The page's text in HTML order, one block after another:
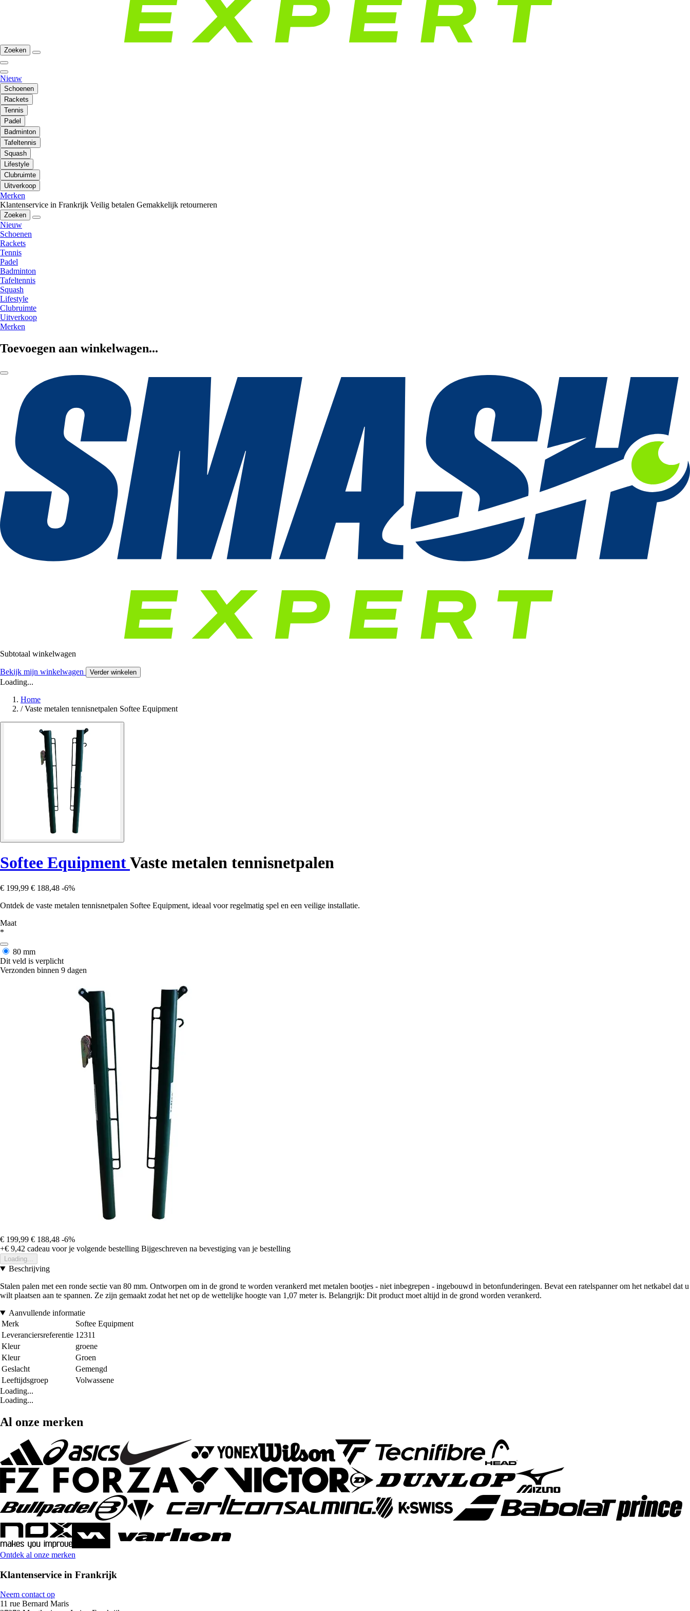
Zoeken
Nieuw
Schoenen
Rackets
Tennis
Padel
Badminton
Tafeltennis
Squash
Lifestyle
Clubruimte
Uitverkoop
Merken
Klantenservice in Frankrijk Veilig betalen Gemakkelijk retourneren
Zoeken
Nieuw
Schoenen
Rackets
Tennis
Padel
Badminton
Tafeltennis
Squash
Lifestyle
Clubruimte
Uitverkoop
Merken
Toevoegen aan winkelwagen...
Subtotaal winkelwagen
Bekijk mijn winkelwagen Verder winkelen
Loading...
Home
/ Vaste metalen tennisnetpalen Softee Equipment
Softee EquipmentVaste metalen tennisnetpalen
€ 199,99 € 188,48 -6%
Ontdek de vaste metalen tennisnetpalen Softee Equipment, ideaal voor regelmatig spel en een veilige installatie.
Maat
*
80 mm
Dit veld is verplicht
Verzonden binnen 9 dagen
€ 199,99 € 188,48 -6%
+€ 9,42 cadeau voor je volgende bestelling Bijgeschreven na bevestiging van je bestelling
Loading...
Beschrijving
Stalen palen met een ronde sectie van 80 mm. Ontworpen om in de grond te worden verankerd met metalen bootjes - niet inbegrepen - ingebouwd in betonfunderingen. Bevat een ratelspanner om het netkabel dat u
wilt plaatsen aan te spannen. Ze zijn gemaakt zodat het net op de wettelijke hoogte van 1,07 meter is. Belangrijk: Dit product moet altijd in de grond worden verankerd.
Aanvullende informatie
Merk
Softee Equipment
Leveranciersreferentie 12311
Kleur
groene
Kleur
Groen
Geslacht
Gemengd
Leeftijdsgroep
Volwassene
Loading...
Loading...
Al onze merken
Ontdek al onze merken
Klantenservice in Frankrijk
Neem contact op
11 rue Bernard Maris